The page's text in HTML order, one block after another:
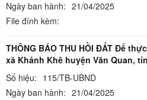
Ngày ban hành: 21/04/2025
File đính kèm:
THÔNG BÁO THU HỒI ĐẤT Để
xã Khánh Khê huyện Văn Quan,
Số hiệu: 115/TB-UBND
Ngày ban hành: 21/04/2025